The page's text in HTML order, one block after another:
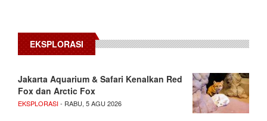
EKSPLORASI
Jakarta Aquarium & Safari Kenalkan Red
Fox dan Arctic Fox
EKSPLORASI- RABU, 5 AGU 2026